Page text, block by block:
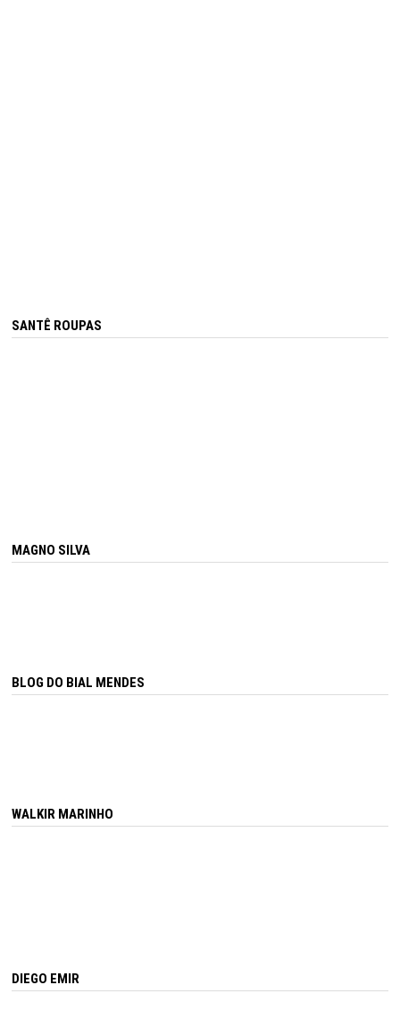
SANTÊ ROUPAS
MAGNO SILVA
BLOG DO BIAL MENDES
WALKIR MARINHO
DIEGO EMIR